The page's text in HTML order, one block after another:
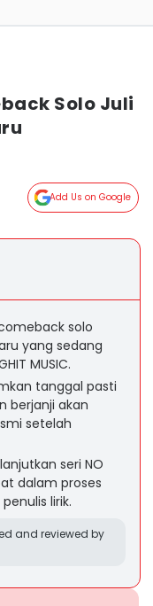
Solo Juli
Add Us on Google
solo
yang sedang
MUSIC.
tanggal pasti
berjanji akan
setelah
seri NO
dalam proses
lirik.
and reviewed by